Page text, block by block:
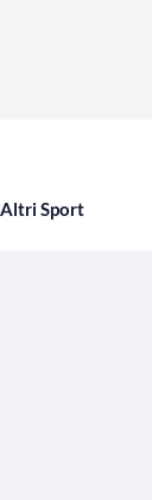
Altri Sport